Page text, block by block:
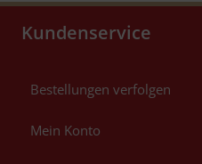
Kundenservice
Bestellungen verfolgen
Mein Konto